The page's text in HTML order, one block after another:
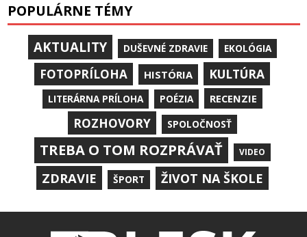
POPULÁRNE TÉMY
AKTUALITY DUŠEVNÉ ZDRAVIE EKOLÓGIA
FOTOPRÍLOHA HISTÓRIA KULTÚRA
LITERÁRNA PRÍLOHA POÉZIA RECENZIE
ROZHOVORY SPOLOČNOSŤ
TREBA O TOM ROZPRÁVAŤ VIDEO
ZDRAVIE ŠPORT ŽIVOT NA ŠKOLE